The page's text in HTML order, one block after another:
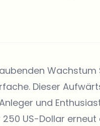
Dieser
und
US-Dollar